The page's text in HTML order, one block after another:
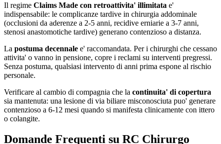
Il regime Claims Made con retroattivita' illimitata e'
indispensabile: le complicanze tardive in chirurgia addominale
(occlusioni da aderenze a 2-5 anni, recidive erniarie a 3-7 anni,
stenosi anastomotiche tardive) generano contenzioso a distanza.
La postuma decennale e' raccomandata. Per i chirurghi che cessano
attivita' o vanno in pensione, copre i reclami su interventi pregressi.
Senza postuma, qualsiasi intervento di anni prima espone al rischio
personale.
Verificare al cambio di compagnia che la continuita' di copertura
sia mantenuta: una lesione di via biliare misconosciuta puo' generare
contenzioso a 6-12 mesi quando si manifesta clinicamente con ittero
o colangite.
Domande Frequenti su RC Chirurgo